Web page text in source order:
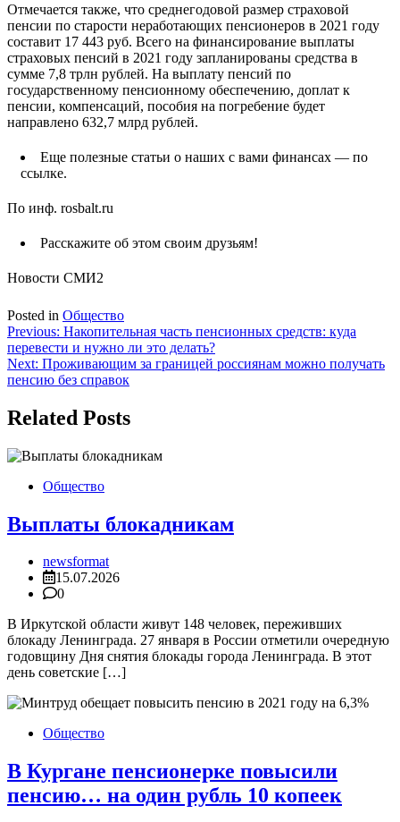
Отмечается также, что среднегодовой размер страховой
пенсии по старости неработающих пенсионеров в 2021 году
составит 17 443 руб. Всего на финансирование выплаты
страховых пенсий в 2021 году запланированы средства в
сумме 7,8 трлн рублей. На выплату пенсий по
государственному пенсионному обеспечению, доплат к
пенсии, компенсаций, пособия на погребение будет
направлено 632,7 млрд рублей.
Еще полезные статьи о наших с вами финансах — по
ссылке.
По инф. rosbalt.ru
Расскажите об этом своим друзьям!
Новости СМИ2
Posted in Общество
Навигация
по
записям
Previous: Накопительная часть пенсионных средств: куда
перевести и нужно ли это делать?
Next: Проживающим за границей россиянам можно получать
пенсию без справок
Related Posts
Общество
Выплаты блокадникам
newsformat
15.07.2026
0
В Иркутской области живут 148 человек, переживших
блокаду Ленинграда. 27 января в России отметили очередную
годовщину Дня снятия блокады города Ленинграда. В этот
день советские […]
Общество
В Кургане пенсионерке повысили
пенсию… на один рубль 10 копеек